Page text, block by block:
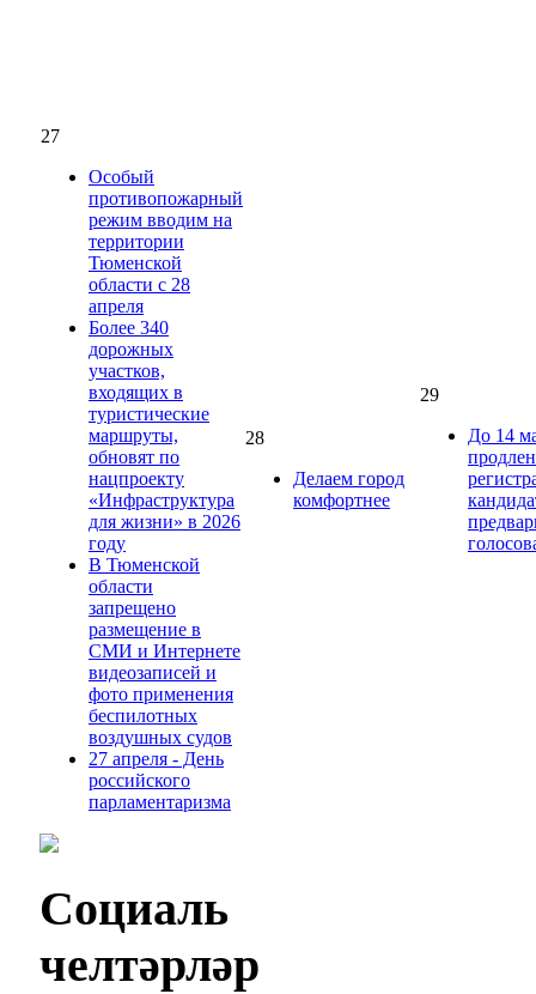
27
Особый
противопожарный
режим вводим на
территории
Тюменской
области с 28
апреля
Более 340
дорожных
участков,
входящих в
туристические
маршруты,
обновят по
нацпроекту
«Инфраструктура
для жизни» в 2026
году
В Тюменской
области
запрещено
размещение в
СМИ и Интернете
видеозаписей и
фото применения
беспилотных
воздушных судов
27 апреля - День
российского
парламентаризма
28
Делаем город
комфортнее
29
До 14
Социаль
челтәрләр